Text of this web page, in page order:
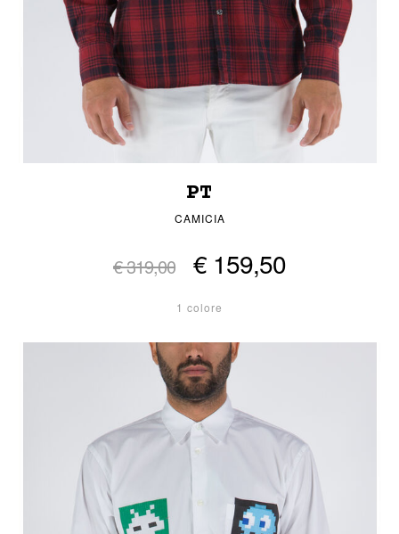
PT
CAMICIA
€ 319,00 € 159,50
1 colore